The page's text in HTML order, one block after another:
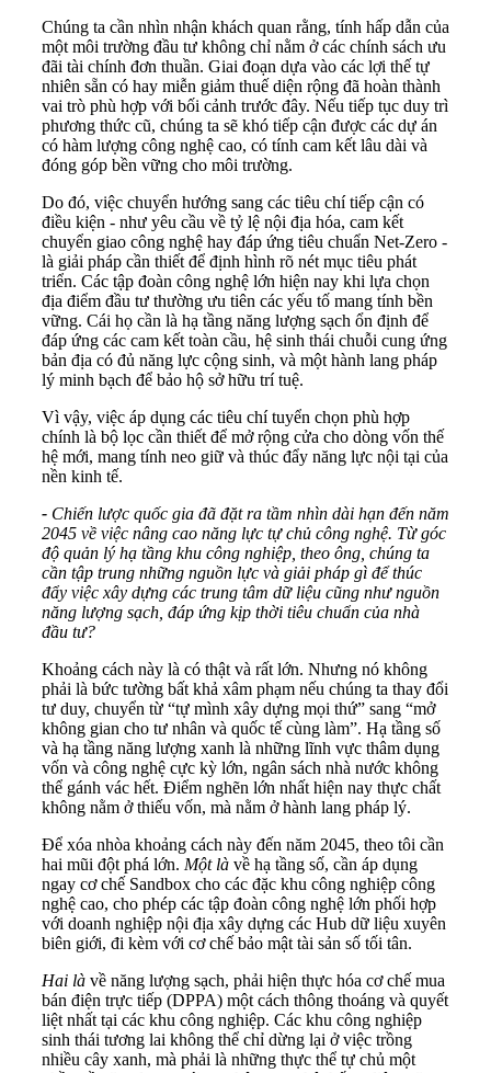
Chúng ta cần nhìn nhận khách quan rằng, tính hấp dẫn của
một môi trường đầu tư không chỉ nằm ở các chính sách ưu
đãi tài chính đơn thuần. Giai đoạn dựa vào các lợi thế tự
nhiên sẵn có hay miễn giảm thuế diện rộng đã hoàn thành
vai trò phù hợp với bối cảnh trước đây. Nếu tiếp tục duy trì
phương thức cũ, chúng ta sẽ khó tiếp cận được các dự án
có hàm lượng công nghệ cao, có tính cam kết lâu dài và
đóng góp bền vững cho môi trường.
Do đó, việc chuyển hướng sang các tiêu chí tiếp cận có
điều kiện - như yêu cầu về tỷ lệ nội địa hóa, cam kết
chuyển giao công nghệ hay đáp ứng tiêu chuẩn Net-Zero -
là giải pháp cần thiết để định hình rõ nét mục tiêu phát
triển. Các tập đoàn công nghệ lớn hiện nay khi lựa chọn
địa điểm đầu tư thường ưu tiên các yếu tố mang tính bền
vững. Cái họ cần là hạ tầng năng lượng sạch ổn định để
đáp ứng các cam kết toàn cầu, hệ sinh thái chuỗi cung ứng
bản địa có đủ năng lực cộng sinh, và một hành lang pháp
lý minh bạch để bảo hộ sở hữu trí tuệ.
Vì vậy, việc áp dụng các tiêu chí tuyển chọn phù hợp
chính là bộ lọc cần thiết để mở rộng cửa cho dòng vốn thế
hệ mới, mang tính neo giữ và thúc đẩy năng lực nội tại của
nền kinh tế.
- Chiến lược quốc gia đã đặt ra tầm nhìn dài hạn đến năm
2045 về việc nâng cao năng lực tự chủ công nghệ. Từ góc
độ quản lý hạ tầng khu công nghiệp, theo ông, chúng ta
cần tập trung những nguồn lực và giải pháp gì để thúc
đẩy việc xây dựng các trung tâm dữ liệu cũng như nguồn
năng lượng sạch, đáp ứng kịp thời tiêu chuẩn của nhà
đầu tư?
Khoảng cách này là có thật và rất lớn. Nhưng nó không
phải là bức tường bất khả xâm phạm nếu chúng ta thay đổi
tư duy, chuyển từ “tự mình xây dựng mọi thứ” sang “mở
không gian cho tư nhân và quốc tế cùng làm”. Hạ tầng số
và hạ tầng năng lượng xanh là những lĩnh vực thâm dụng
vốn và công nghệ cực kỳ lớn, ngân sách nhà nước không
thể gánh vác hết. Điểm nghẽn lớn nhất hiện nay thực chất
không nằm ở thiếu vốn, mà nằm ở hành lang pháp lý.
Để xóa nhòa khoảng cách này đến năm 2045, theo tôi cần
hai mũi đột phá lớn. Một là về hạ tầng số, cần áp dụng
ngay cơ chế Sandbox cho các đặc khu công nghiệp công
nghệ cao, cho phép các tập đoàn công nghệ lớn phối hợp
với doanh nghiệp nội địa xây dựng các Hub dữ liệu xuyên
biên giới, đi kèm với cơ chế bảo mật tài sản số tối tân.
Hai là về năng lượng sạch, phải hiện thực hóa cơ chế mua
bán điện trực tiếp (DPPA) một cách thông thoáng và quyết
liệt nhất tại các khu công nghiệp. Các khu công nghiệp
sinh thái tương lai không thể chỉ dừng lại ở việc trồng
nhiều cây xanh, mà phải là những thực thể tự chủ một